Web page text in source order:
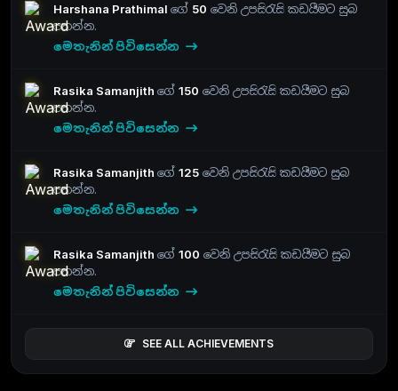
Harshana Prathimal ගේ 50 වෙනි උපසිරැසි කඩයීමට සුබ
පතන්න.
මෙතැනින් පිවිසෙන්න
Rasika Samanjith ගේ 150 වෙනි උපසිරැසි කඩයීමට සුබ
පතන්න.
මෙතැනින් පිවිසෙන්න
Rasika Samanjith ගේ 125 වෙනි උපසිරැසි කඩයීමට සුබ
පතන්න.
මෙතැනින් පිවිසෙන්න
Rasika Samanjith ගේ 100 වෙනි උපසිරැසි කඩයීමට සුබ
පතන්න.
මෙතැනින් පිවිසෙන්න
SEE ALL ACHIEVEMENTS